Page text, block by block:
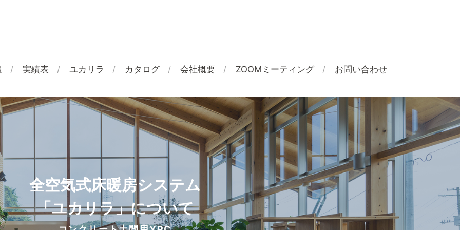
実績表 ユカリラ カタログ 会社概要 ZOOMミーティング お問い合わせ
全空気式床暖房システム
「ユカリラ」について